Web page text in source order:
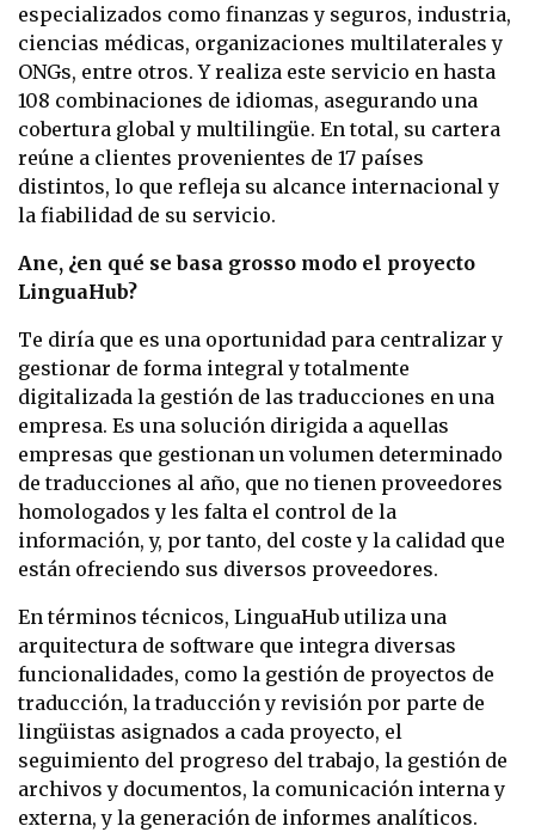
especializados como finanzas y seguros, industria,
ciencias médicas, organizaciones multilaterales y
ONGs, entre otros. Y realiza este servicio en hasta
108 combinaciones de idiomas, asegurando una
cobertura global y multilingüe. En total, su cartera
reúne a clientes provenientes de 17 países
distintos, lo que refleja su alcance internacional y
la fiabilidad de su servicio.
Ane, ¿en qué se basa grosso modo el proyecto
LinguaHub?
Te diría que es una oportunidad para centralizar y
gestionar de forma integral y totalmente
digitalizada la gestión de las traducciones en una
empresa. Es una solución dirigida a aquellas
empresas que gestionan un volumen determinado
de traducciones al año, que no tienen proveedores
homologados y les falta el control de la
información, y, por tanto, del coste y la calidad que
están ofreciendo sus diversos proveedores.
En términos técnicos, LinguaHub utiliza una
arquitectura de software que integra diversas
funcionalidades, como la gestión de proyectos de
traducción, la traducción y revisión por parte de
lingüistas asignados a cada proyecto, el
seguimiento del progreso del trabajo, la gestión de
archivos y documentos, la comunicación interna y
externa, y la generación de informes analíticos.